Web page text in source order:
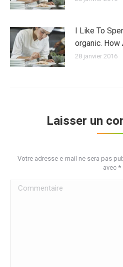
I Like To
organic. How
28 janvier 2016
Laisser un
Votre adresse e-mail ne sera pas
avec *
Commentaire